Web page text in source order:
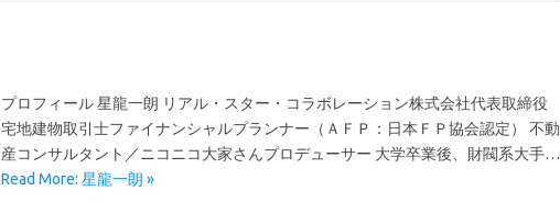
プロフィール 星龍一朗 リアル・スター・コラボレーション株式会社代表取締役
宅地建物取引士ファイナンシャルプランナー（ＡＦＰ：日本ＦＰ協会認定） 不動
産コンサルタント／ニコニコ大家さんプロデューサー 大学卒業後、財閥系大手…
Read More: 星龍一朗 »